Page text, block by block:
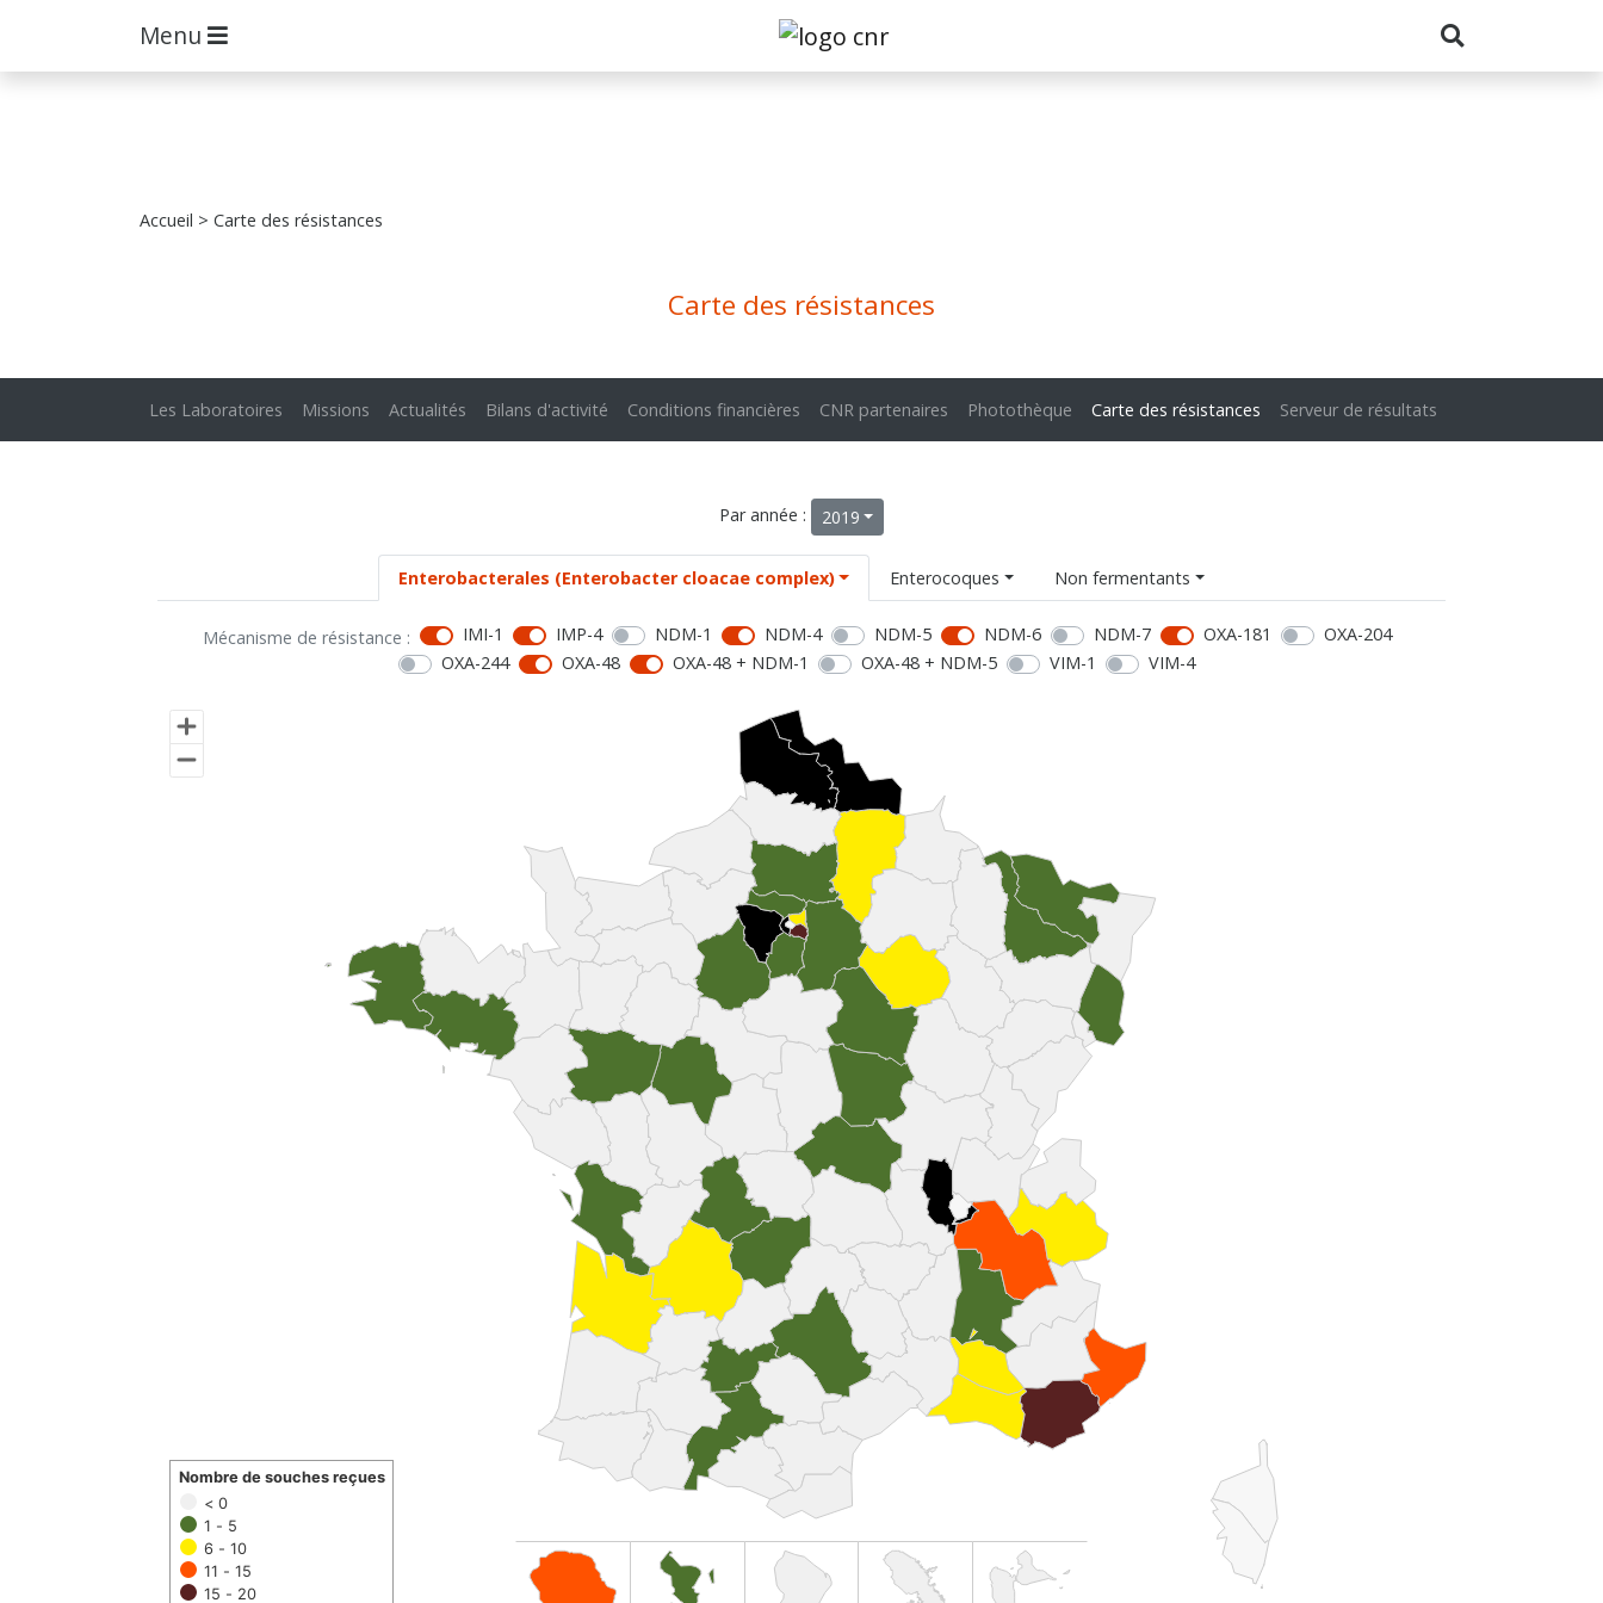
Menu
Accueil > Carte des résistances
Carte des résistances
Les Laboratoires Missions Actualités Bilans d'activité Conditions financières CNR partenaires Photothèque Carte des résistances Serveur de résultats
Par année : 2019
Enterobacterales (Enterobacter cloacae complex) Enterocoques Non fermentants
Mécanisme de résistance : IMI-1 IMP-4 NDM-1 NDM-4 NDM-5 NDM-6 NDM-7 OXA-181
OXA-204
OXA-244
OXA-48 OXA-48 + NDM-1 OXA-48 + NDM-5 VIM-1 VIM-4
< 0
1 - 5
6 - 10
11 - 15
15 - 20
Nombre de souches reçues